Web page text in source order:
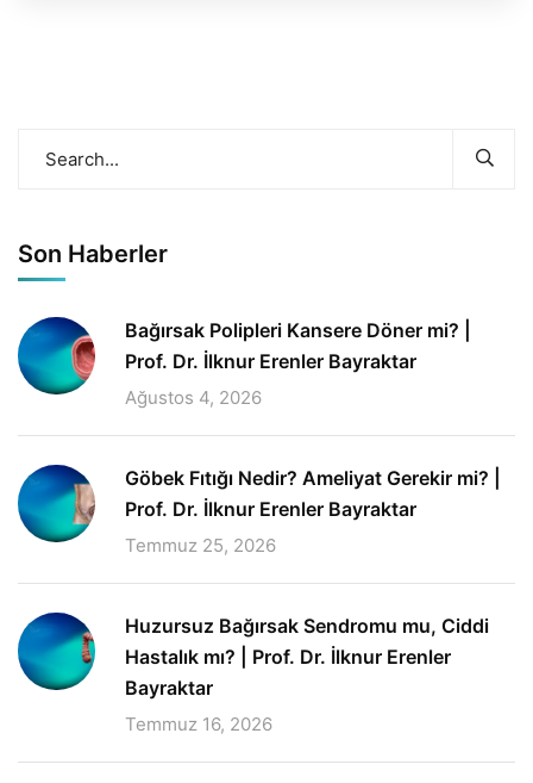
Son Haberler
Bağırsak Polipleri Kansere Döner mi? |
Prof. Dr. İlknur Erenler Bayraktar
Ağustos 4, 2026
Göbek Fıtığı Nedir? Ameliyat Gerekir mi? |
Prof. Dr. İlknur Erenler Bayraktar
Temmuz 25, 2026
Huzursuz Bağırsak Sendromu mu, Ciddi
Hastalık mı? | Prof. Dr. İlknur Erenler
Bayraktar
Temmuz 16, 2026